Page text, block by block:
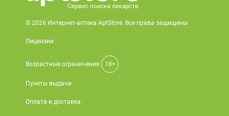
© 2026 Интернет-аптека AptStore. Все права защищены
Лицензии
Возрастные ограничения 18+
Пункты выдачи
Оплата и доставка